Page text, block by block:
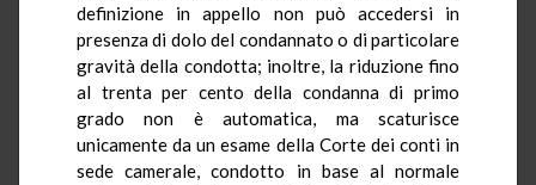
definizione in appello non può accedersi in
presenza di dolo del condannato o di particolare
gravità della condotta; inoltre, la riduzione fino
al trenta per cento della condanna di primo
grado non è automatica, ma scaturisce
unicamente da un esame della Corte dei conti in
sede camerale, condotto in base al normale